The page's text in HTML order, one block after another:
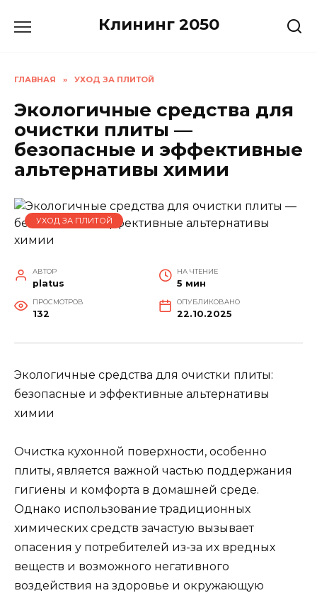
Клининг 2050
ГЛАВНАЯ » УХОД ЗА ПЛИТОЙ
Экологичные средства для
очистки плиты —
безопасные и эффективные
альтернативы химии
УХОД ЗА ПЛИТОЙ
АВТОР
platus
НА ЧТЕНИЕ
5 мин
ПРОСМОТРОВ
132
ОПУБЛИКОВАНО
22.10.2025
Экологичные средства для очистки плиты:
безопасные и эффективные альтернативы
химии
Очистка кухонной поверхности, особенно
плиты, является важной частью поддержания
гигиены и комфорта в домашней среде.
Однако использование традиционных
химических средств зачастую вызывает
опасения у потребителей из-за их вредных
веществ и возможного негативного
воздействия на здоровье и окружающую